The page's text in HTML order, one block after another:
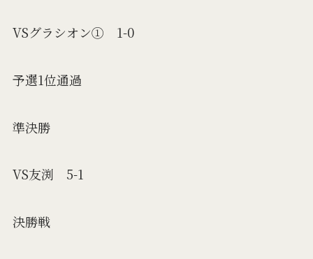
VSグラシオン① 1-0
予選1位通過
準決勝
VS友渕 5-1
決勝戦